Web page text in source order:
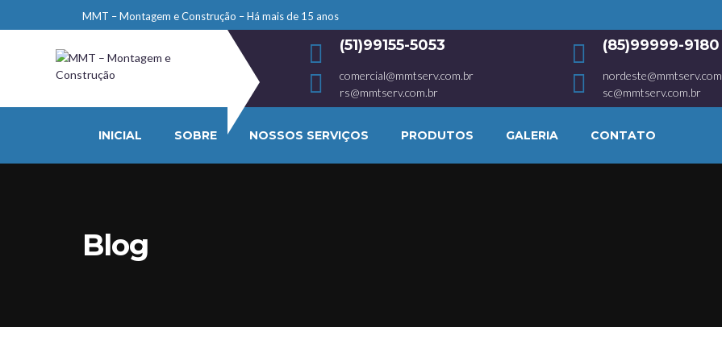
MMT – Montagem e Construção – Há mais de 15 anos
(51)99155-5053 (85)99999-9180
comercial@mmtserv.com.br
rs@mmtserv.com.br
sc@mmtserv.com.br
INICIAL SOBRE NOSSOS SERVIÇOS PRODUTOS GALERIA CONTATO
Blog